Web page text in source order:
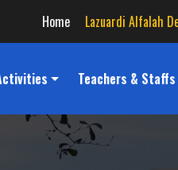
Home Lazuardi Alfalah
Teachers & Staffs